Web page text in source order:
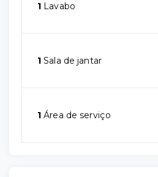
1 Lavabo
1 Sala de jantar
1 Área de serviço